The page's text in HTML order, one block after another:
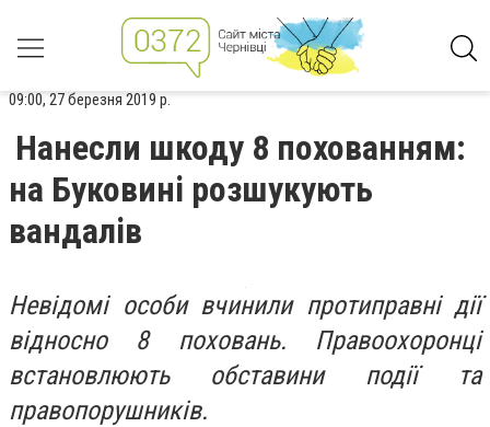
09:00, 27 березня 2019 р.
Нанесли шкоду 8 похованням:
на Буковині розшукують
вандалів
Невідомі особи вчинили протиправні дії
відносно 8 поховань. Правоохоронці
встановлюють обставини події та
правопорушників.